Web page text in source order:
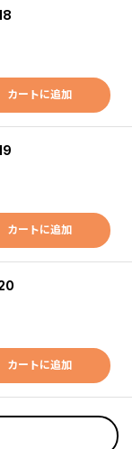
カートに追加
カートに追加
カートに追加